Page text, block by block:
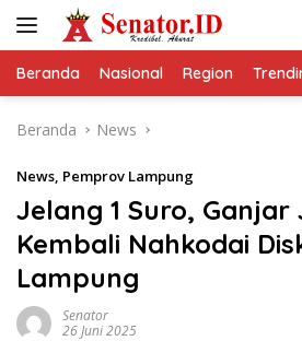
Beranda Nasional Region
Beranda News
News, Pemprov Lampung
Jelang 1 Suro, Ganjar
Kembali Nahkodai
Lampung
Senator
26 Juni 2025